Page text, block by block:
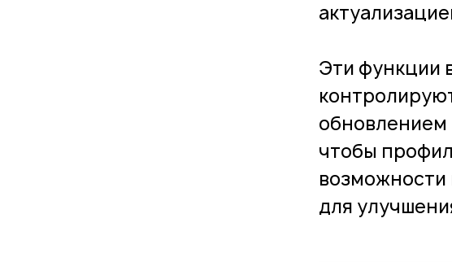
Эти функции
обновлением
чтобы
возможности
для